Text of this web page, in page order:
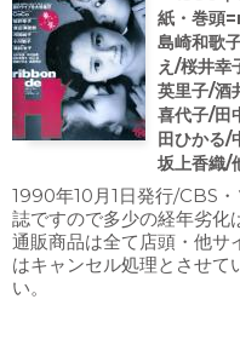
紙・巻頭
島崎和歌
え/桜井幸
英里子/酒
喜代子/田
田ひかる/
坂上香織/
1990年10月1日発行/CBS
誌ですので多少の経年劣化
通販商品は全て店頭・他サ
はキャンセル処理とさせて
い。